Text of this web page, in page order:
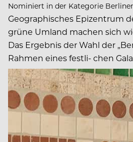
Nominiert in der Kategorie Berliner
Geographisches Epizentrum
grüne Umland machen sich
Das Ergebnis der Wahl der
Rahmen eines festli- chen